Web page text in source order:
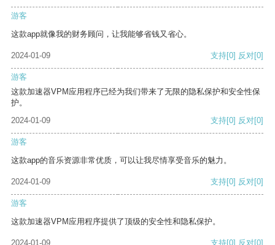
游客
这款app就像我的财务顾问，让我能够省钱又省心。
2024-01-09 支持[0] 反对[0]
游客
这款加速器VPM应用程序已经为我们带来了无限的隐私保护和安全性保
护。
2024-01-09
支持[0] 反对[0]
游客
这款app的音乐资源非常优质，可以让我尽情享受音乐的魅力。
2024-01-09 支持[0] 反对[0]
游客
这款加速器VPM应用程序提供了顶级的安全性和隐私保护。
2024-01-09 支持[0] 反对[0]